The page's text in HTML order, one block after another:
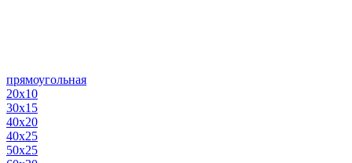
прямоугольная
20х10
30х15
40х20
40х25
50х25